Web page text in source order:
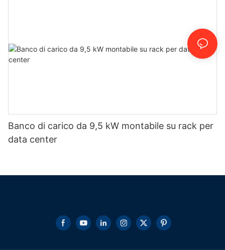
Banco di carico da 9,5 kW montabile su rack per
data center